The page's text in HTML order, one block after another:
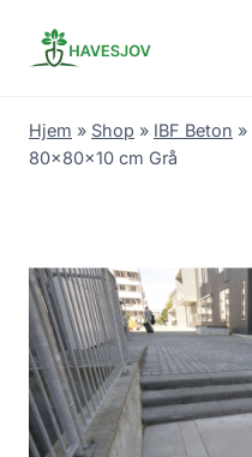
Hjem » Shop » IBF Beton »
80x80x10 cm Grå